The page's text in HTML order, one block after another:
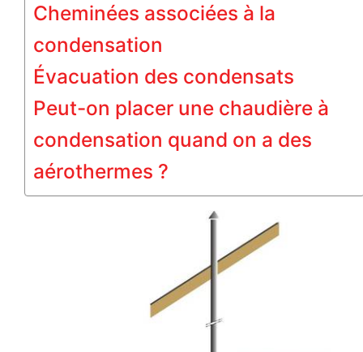
Cheminées associées à la
condensation
Évacuation des condensats
Peut-on placer une chaudière à
condensation quand on a des
aérothermes ?